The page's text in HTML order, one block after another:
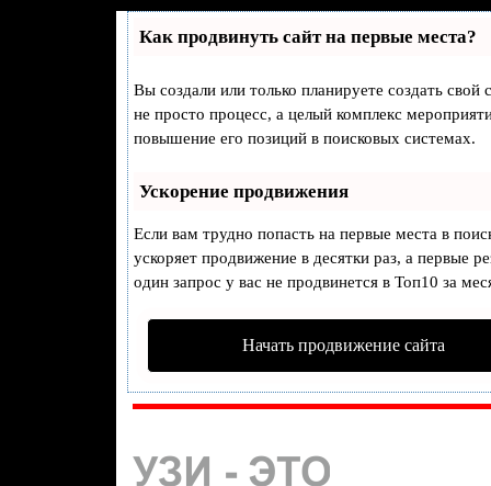
Как продвинуть сайт на первые места?
Вы создали или только планируете создать свой
не просто процесс, а целый комплекс
повышение его позиций в поисковых системах.
Ускорение продвижения
Если вам трудно попасть на первые места в
ускоряет продвижение в десятки раз, а первые
один запрос у вас не продвинется в Топ10 за
Начать продвижение сайта